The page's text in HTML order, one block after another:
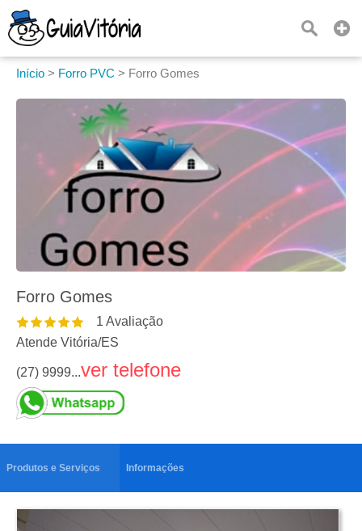
Início > Forro PVC > Forro Gomes
Forro Gomes
1 Avaliação
Atende Vitória/ES
(27) 9999...ver telefone
Produtos e Serviços Informações